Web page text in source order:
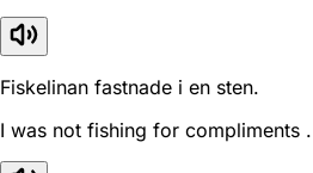
Fiskelinan fastnade i en sten.
I was not fishing for compliments .